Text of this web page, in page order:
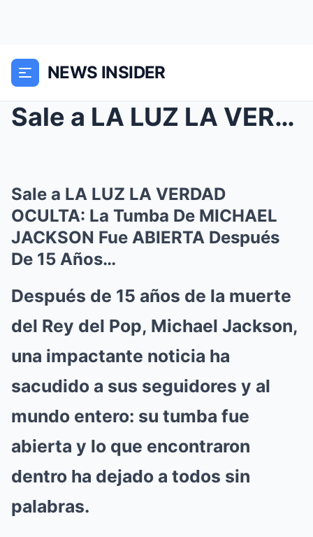
NEWS INSIDER
Sale a LA LUZ LA VERDAD OCULTA: La Tumba De MICHAE...
Sale a LA LUZ LA VERDAD
OCULTA: La Tumba De MICHAEL
JACKSON Fue ABIERTA Después
De 15 Años…
Después de 15 años de la muerte
del Rey del Pop, Michael Jackson,
una impactante noticia ha
sacudido a sus seguidores y al
mundo entero: su tumba fue
abierta y lo que encontraron
dentro ha dejado a todos sin
palabras.